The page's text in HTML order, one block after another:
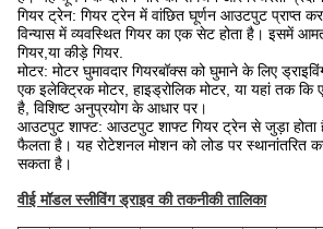
गियर ट्रेन: गियर ट्रेन में वांछित घूर्णन आउटपुट प्राप्त
विन्यास में व्यवस्थित गियर का एक सेट होता है। इसमें
गियर,या कीड़े गियर.
मोटर: मोटर घुमावदार गियरबॉक्स को घुमाने के लिए
एक इलेक्ट्रिक मोटर, हाइड्रोलिक मोटर, या यहां तक
है, विशिष्ट अनुप्रयोग के आधार पर।
आउटपुट शाफ्ट: आउटपुट शाफ्ट गियर ट्रेन से जुड़ा होता
फैलता है। यह रोटेशनल मोशन को लोड पर स्थानांतरित
सकता है।
वीई मॉडल स्लीविंग ड्राइव की तकनीकी तालिका